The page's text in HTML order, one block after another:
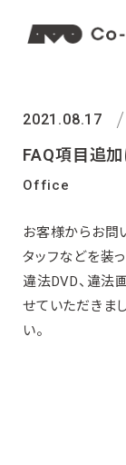
2021.08.17
FAQ項目追加
Office
お客様からお問
タッフなどを装
違法DVD、違法
せていただきま
い。